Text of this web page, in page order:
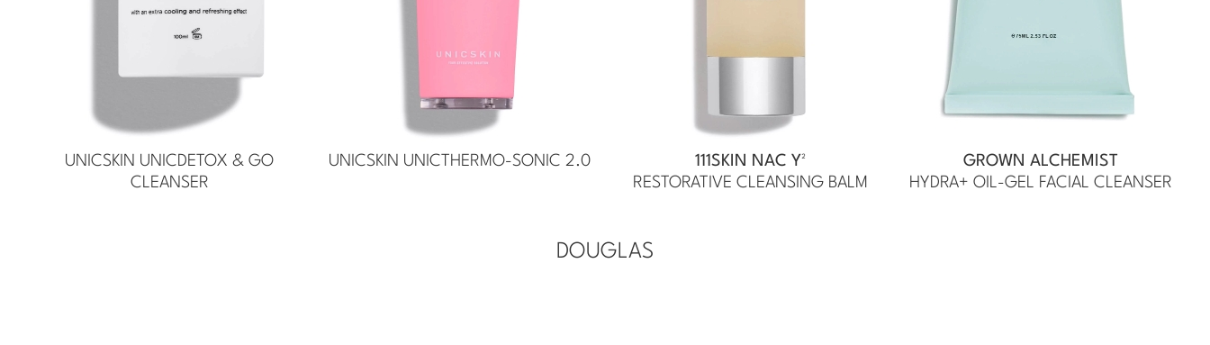
UNICSKIN UNICDETOX & GO
CLEANSER
UNICSKIN UNICTHERMO-SONIC 2.0
111SKIN NAC Y²
RESTORATIVE CLEANSING BALM
GROWN ALCHEMIST
HYDRA+ OIL-GEL FACIAL CLEANSER
DOUGLAS